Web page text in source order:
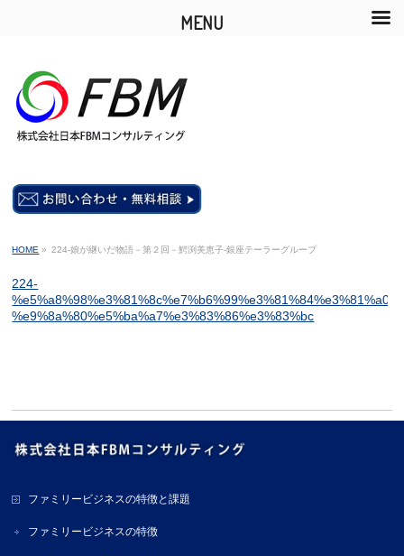
HOME » 224-娘が継いだ物語－第２回－鰐渕美恵子-銀座テーラーグループ
224-
%e9%8a%80%e5%ba%a7%e3%83%86%e3%83%bc
ファミリービジネスの特徴と課題
ファミリービジネスの特徴
MENU